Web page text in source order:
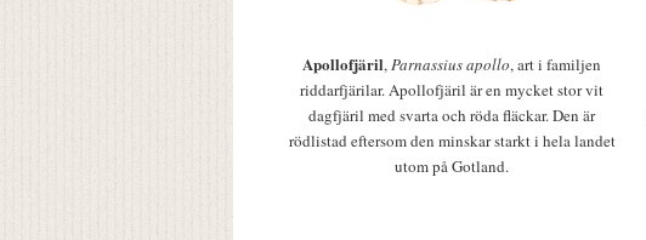
Apollofjäril,Parnassius apollo, art i familjen
riddarfjärilar. Apollofjäril är en mycket stor vit
dagfjäril med svarta och röda fläckar. Den är
rödlistad eftersom den minskar starkt i hela landet
utom på Gotland.